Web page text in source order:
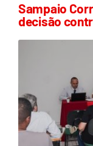
Sampaio
decisão